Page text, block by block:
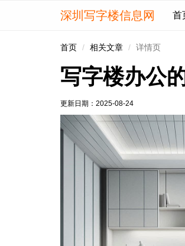
深圳写字楼信息网 首
首页 相关文章 详情页
写字楼办公
更新日期： 2025-08-24